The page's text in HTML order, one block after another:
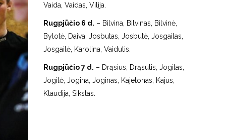
Vaida, Vaidas, Vilija.
Rugpjūčio 6 d. – Bilvina, Bilvinas, Bilvinė,
Bylotė, Daiva, Josbutas, Josbutė, Josgailas,
Josgailė, Karolina, Vaidutis.
Rugpjūčio 7 d. – Drąsius, Drąsutis, Jogilas,
Jogilė, Jogina, Joginas, Kajetonas, Kajus,
Klaudija, Sikstas.